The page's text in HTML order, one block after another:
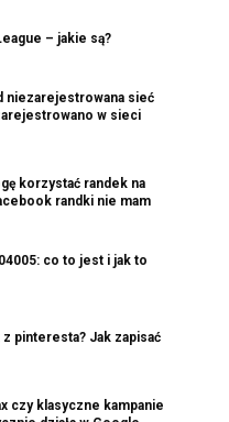
– jakie są?
niezarejestrowana sieć
w sieci
korzystać randek na
randki nie mam
co to jest i jak to
pinteresta? Jak zapisać
czy klasyczne kampanie